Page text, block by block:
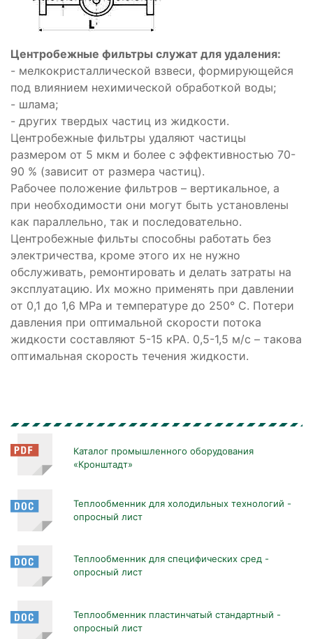
Центробежные фильтры служат для удаления:
- мелкокристаллической взвеси, формирующейся
под влиянием нехимической обработкой воды;
- шлама;
- других твердых частиц из жидкости.
Центробежные фильтры удаляют частицы
размером от 5 мкм и более с эффективностью 70-
90 % (зависит от размера частиц).
Рабочее положение фильтров – вертикальное, а
при необходимости они могут быть установлены
как параллельно, так и последовательно.
Центробежные фильты способны работать без
электричества, кроме этого их не нужно
обслуживать, ремонтировать и делать затраты на
эксплуатацию. Их можно применять при давлении
от 0,1 до 1,6 МРа и температуре до 250° С. Потери
давления при оптимальной скорости потока
жидкости составляют 5-15 кРА. 0,5-1,5 м/с – такова
оптимальная скорость течения жидкости.
Каталог промышленного оборудования
«Кронштадт»
Теплообменник для холодильных технологий -
опросный лист
Теплообменник для специфических сред -
опросный лист
Теплообменник пластинчатый стандартный -
опросный лист